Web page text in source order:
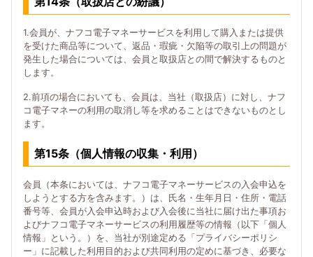
1.会員が、ナフコ電子マネーサービスを利用して購入または提供
を受けた商品等について、返品・瑕疵・欠陥等の取引上の問題が
発生した場合については、会員と取扱店との間で解決するものと
します。
2.前項の場合においても、会員は、当社（取扱店）に対し、ナフ
コ電子マネーの利用の取消し等を求めることはできないものとし
ます。
第15条（個人情報の収集・利用）
会員（本条においては、ナフコ電子マネーサービスの入会申込を
しようとする方を含みます。）は、氏名・生年月日・住所・電話
番号等、会員が入会申込時および入会後に当社に届け出た事項お
よびナフコ電子マネーサービスの利用履歴等の情報（以下「個人
情報」という。）を、当社が別途定める「プライバシーポリシ
ー」に記載した利用目的および共同利用の定めに基づき、必要な